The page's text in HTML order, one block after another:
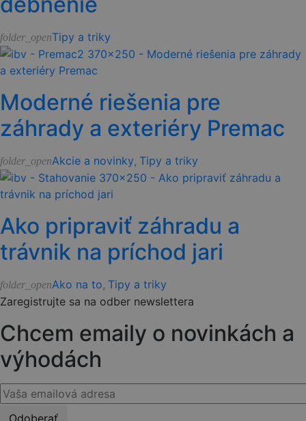
folder_openTipy a triky
Moderné riešenia pre
záhrady a exteriéry Premac
folder_openAkcie a novinky, Tipy a triky
Ako pripraviť záhradu a
trávnik na príchod jari
folder_openAko na to, Tipy a triky
Zaregistrujte sa na odber newslettera
Chcem emaily o novinkách a
výhodách
Please